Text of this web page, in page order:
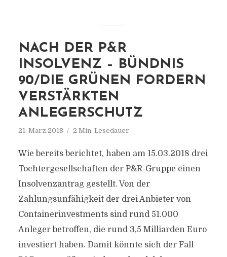
NACH DER P&R
INSOLVENZ – BÜNDNIS
90/DIE GRÜNEN FORDERN
VERSTÄRKTEN
ANLEGERSCHUTZ
21. März 2018 2 Min. Lesedauer
Wie bereits berichtet, haben am 15.03.2018 drei
Tochtergesellschaften der P&R-Gruppe einen
Insolvenzantrag gestellt. Von der
Zahlungsunfähigkeit der drei Anbieter von
Containerinvestments sind rund 51.000
Anleger betroffen, die rund 3,5 Milliarden Euro
investiert haben. Damit könnte sich der Fall